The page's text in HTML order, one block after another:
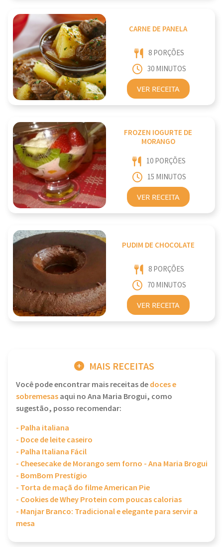
CARNE DE PANELA
8 PORÇÕES
30 MINUTOS
VER RECEITA
FROZEN IOGURTE DE
MORANGO
10 PORÇÕES
15 MINUTOS
VER RECEITA
PUDIM DE CHOCOLATE
8 PORÇÕES
70 MINUTOS
VER RECEITA
MAIS RECEITAS
Você pode encontrar mais receitas dedoces e
sobremesasaqui no Ana Maria Brogui, como
sugestão, posso recomendar:
- Palha italiana
- Doce de leite caseiro
- Palha Italiana Fácil
- Cheesecake de Morango sem forno - Ana Maria Brogui
- BomBom Prestígio
- Torta de maçã do filme American Pie
- Cookies de Whey Protein com poucas calorias
- Manjar Branco: Tradicional e elegante para servir a
mesa